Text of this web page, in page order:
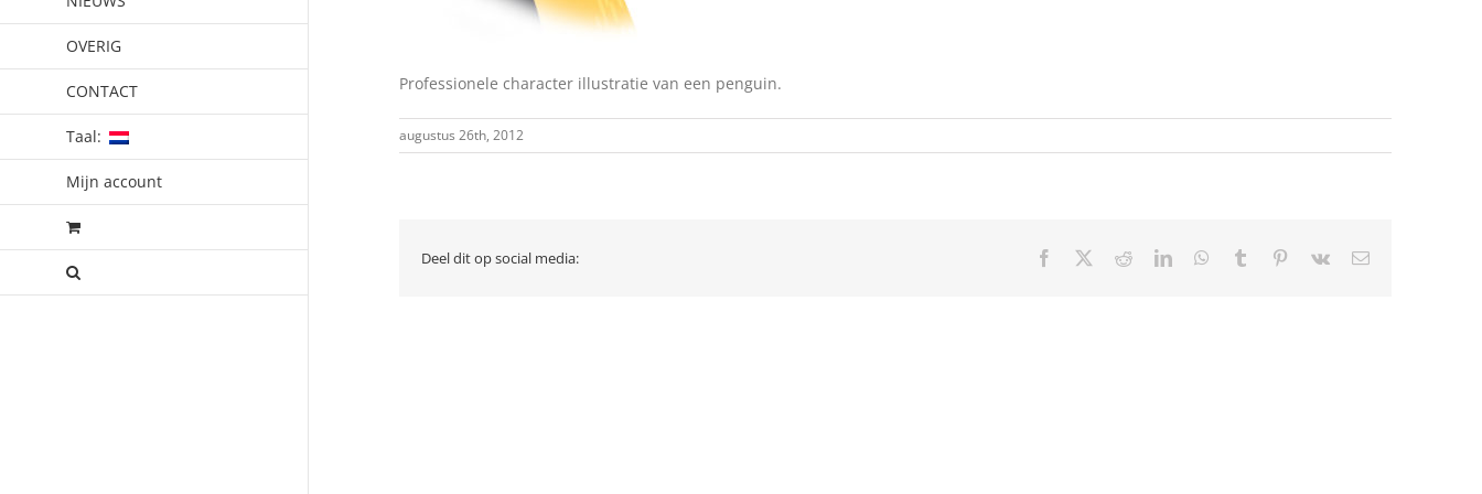
OVERIG
CONTACT
Taal:
Mijn account
Professionele character illustratie van een penguin.
augustus 26th, 2012
Deel dit op social media: Facebook RedditLinkedInWhatsApp
Tumblr Pinterest
Vk
E-